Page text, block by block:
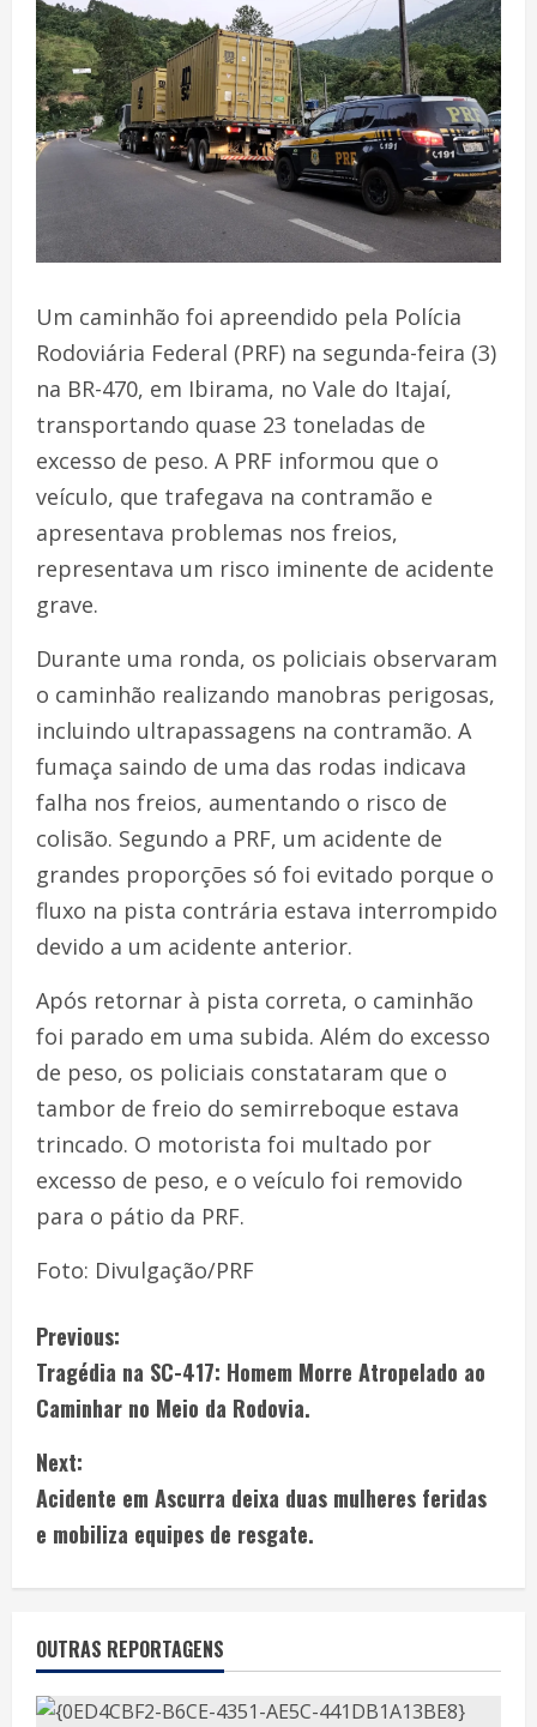
Um caminhão foi apreendido pela Polícia
Rodoviária Federal (PRF) na segunda-feira (3)
na BR-470, em Ibirama, no Vale do Itajaí,
transportando quase 23 toneladas de
excesso de peso. A PRF informou que o
veículo, que trafegava na contramão e
apresentava problemas nos freios,
representava um risco iminente de acidente
grave.
Durante uma ronda, os policiais observaram
o caminhão realizando manobras perigosas,
incluindo ultrapassagens na contramão. A
fumaça saindo de uma das rodas indicava
falha nos freios, aumentando o risco de
colisão. Segundo a PRF, um acidente de
grandes proporções só foi evitado porque o
fluxo na pista contrária estava interrompido
devido a um acidente anterior.
Após retornar à pista correta, o caminhão
foi parado em uma subida. Além do excesso
de peso, os policiais constataram que o
tambor de freio do semirreboque estava
trincado. O motorista foi multado por
excesso de peso, e o veículo foi removido
para o pátio da PRF.
Foto: Divulgação/PRF
Previous:
Tragédia na SC-417: Homem Morre Atropelado ao
Caminhar no Meio da Rodovia.
Next:
Acidente em Ascurra deixa duas mulheres feridas
e mobiliza equipes de resgate.
OUTRAS REPORTAGENS